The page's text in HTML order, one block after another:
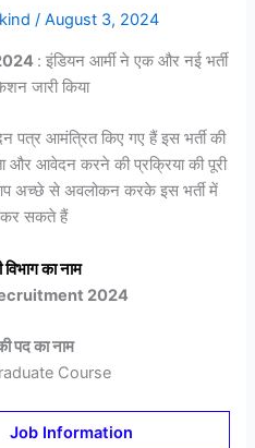
/August 3, 2024
: इंडियन आर्मी ने एक और नई भर्ती
जारी किया
पत्र आमंत्रित किए गए हैं इस भर्ती की
और आवेदन करने की प्रक्रिया की पूरी
अच्छे से अवलोकन करके इस भर्ती में
सकते हैं
विभाग का नाम
2024
पद का नाम
Course
Job Information